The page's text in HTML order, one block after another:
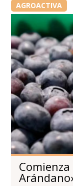
AGROACTIVA